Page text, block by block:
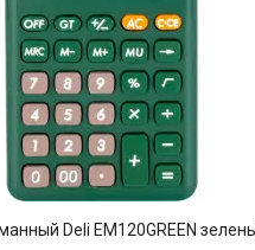
Deli EM120GREEN